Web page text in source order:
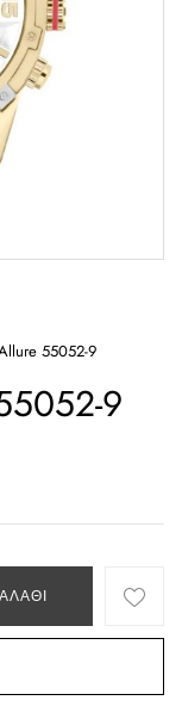
55052-9
9